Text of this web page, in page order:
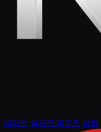
비디오 실시간 리포트 상점